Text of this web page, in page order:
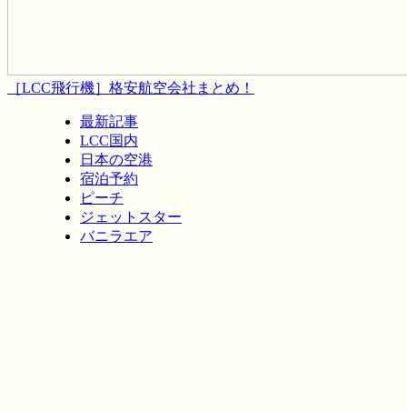
［LCC飛行機］格安航空会社まとめ！
最新記事
LCC国内
日本の空港
宿泊予約
ピーチ
ジェットスター
バニラエア